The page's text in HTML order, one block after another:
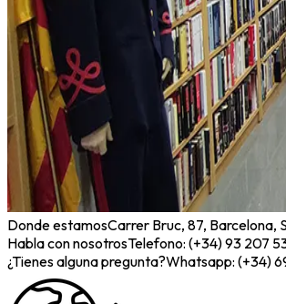
Donde estamosCarrer Bruc, 87, Barcelona,
Habla con nosotrosTelefono: (+34) 93 207
¿Tienes alguna pregunta?Whatsapp: (+34)